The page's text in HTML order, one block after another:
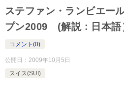
ステファン・ランビエー
プン2009 (解説：日本語
コメント(0)
公開日： 2009年10月5日
スイス(SUI)